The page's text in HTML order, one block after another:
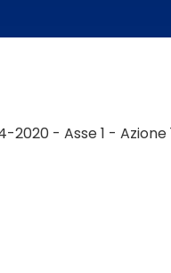
2020 - Asse 1 - Azione